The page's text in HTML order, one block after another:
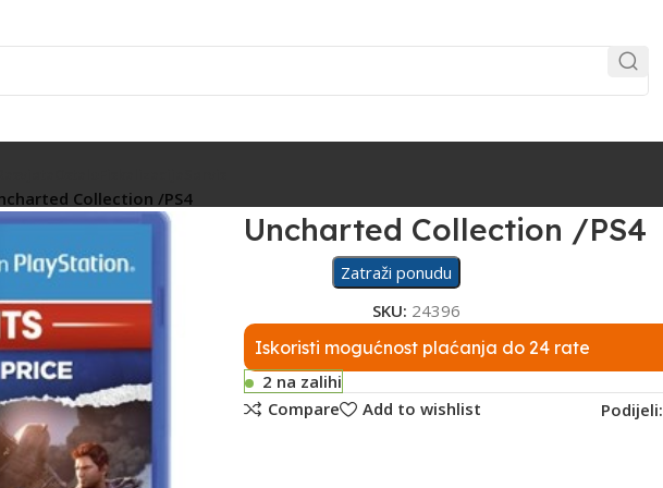
Collection /PS4
Uncharted Collection /PS4
Zatraži ponudu
SKU: 24396
Iskoristi mogućnost plaćanja do 24 rate
2 na zalihi
Compare
Add to wishlist Podijeli: